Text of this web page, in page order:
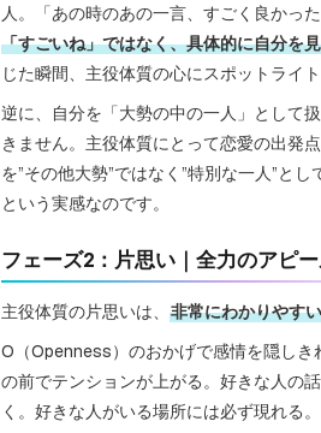
人。「あの時のあの一言、すごく良かった
「すごいね」ではなく、具体的に自分を
じた瞬間、主役体質の心にスポットライト
逆に、自分を「大勢の中の一人」として
きません。主役体質にとって恋愛の出発
を”その他大勢”ではなく”特別な一人”とし
という実感なのです。
フェーズ2：片思い｜全力のアピ
主役体質の片思いは、 非常にわかりやすい
O（Openness）のおかげで感情を隠しき
の前でテンションが上がる。好きな人の
く。好きな人がいる場所には必ず現れる。